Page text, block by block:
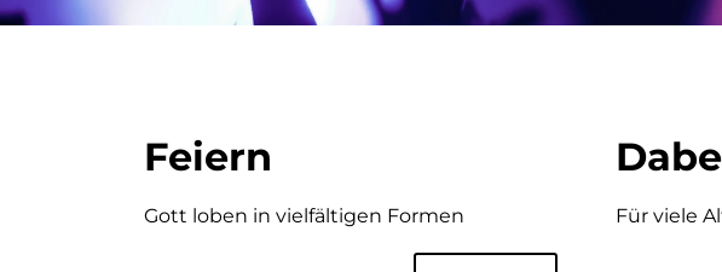
Feiern
Gott loben in vielfältigen Formen Für viele